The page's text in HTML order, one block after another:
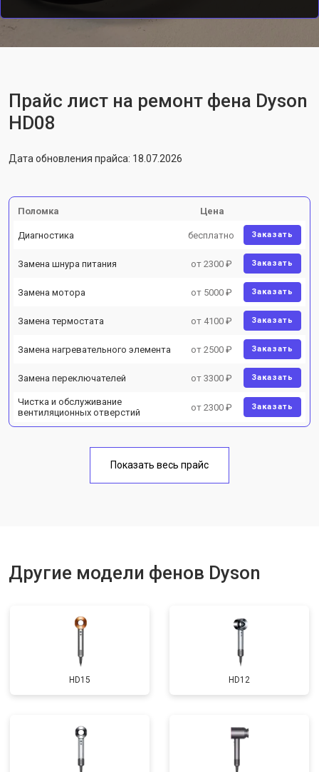
Прайс лист на ремонт фена Dyson
HD08
Дата обновления прайса: 18.07.2026
Поломка Цена
Диагностика бесплатно Заказать
Замена шнура питания от 2300 ₽ Заказать
Замена мотора от 5000 ₽ Заказать
Замена термостата от 4100 ₽ Заказать
Замена нагревательного элемента от 2500 ₽ Заказать
Замена переключателей от 3300 ₽ Заказать
Чистка и обслуживание
вентиляционных отверстий
от 2300 ₽ Заказать
Показать весь прайс
Другие модели фенов Dyson
HD15 HD12